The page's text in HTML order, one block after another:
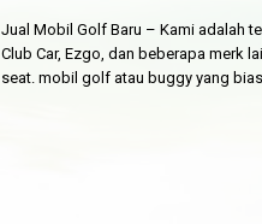
Jual Mobil Golf Baru – Kami adalah
Club Car, Ezgo, dan beberapa merk
seat. mobil golf atau buggy yang